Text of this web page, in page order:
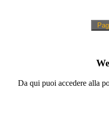
Da qui puoi accedere alla